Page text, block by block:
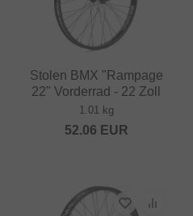
Stolen BMX "Rampage
22" Vorderrad - 22 Zoll
1.01 kg
52.06 EUR